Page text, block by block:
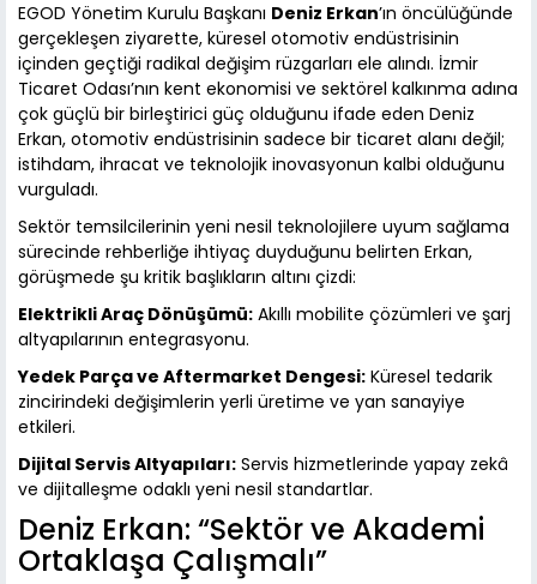
EGOD Yönetim Kurulu Başkanı Deniz Erkan’ın öncülüğünde
gerçekleşen ziyarette, küresel otomotiv endüstrisinin
içinden geçtiği radikal değişim rüzgarları ele alındı. İzmir
Ticaret Odası’nın kent ekonomisi ve sektörel kalkınma adına
çok güçlü bir birleştirici güç olduğunu ifade eden Deniz
Erkan, otomotiv endüstrisinin sadece bir ticaret alanı değil;
istihdam, ihracat ve teknolojik inovasyonun kalbi olduğunu
vurguladı.
Sektör temsilcilerinin yeni nesil teknolojilere uyum sağlama
sürecinde rehberliğe ihtiyaç duyduğunu belirten Erkan,
görüşmede şu kritik başlıkların altını çizdi:
Elektrikli Araç Dönüşümü: Akıllı mobilite çözümleri ve şarj
altyapılarının entegrasyonu.
Yedek Parça ve Aftermarket Dengesi: Küresel tedarik
zincirindeki değişimlerin yerli üretime ve yan sanayiye
etkileri.
Dijital Servis Altyapıları: Servis hizmetlerinde yapay zekâ
ve dijitalleşme odaklı yeni nesil standartlar.
Deniz Erkan: “Sektör ve Akademi
Ortaklaşa Çalışmalı”